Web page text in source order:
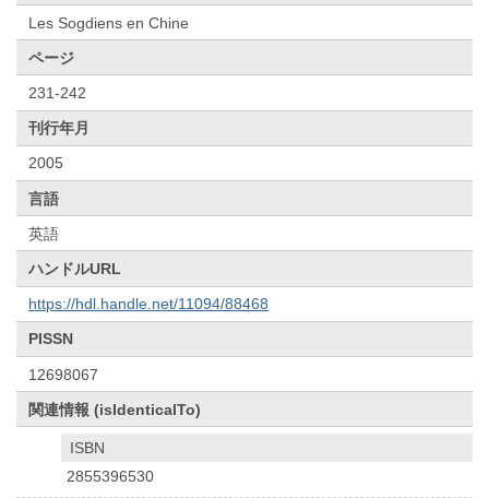
Les Sogdiens en Chine
ページ
231-242
刊行年月
2005
言語
英語
ハンドルURL
https://hdl.handle.net/11094/88468
PISSN
12698067
関連情報 (isIdenticalTo)
ISBN
2855396530